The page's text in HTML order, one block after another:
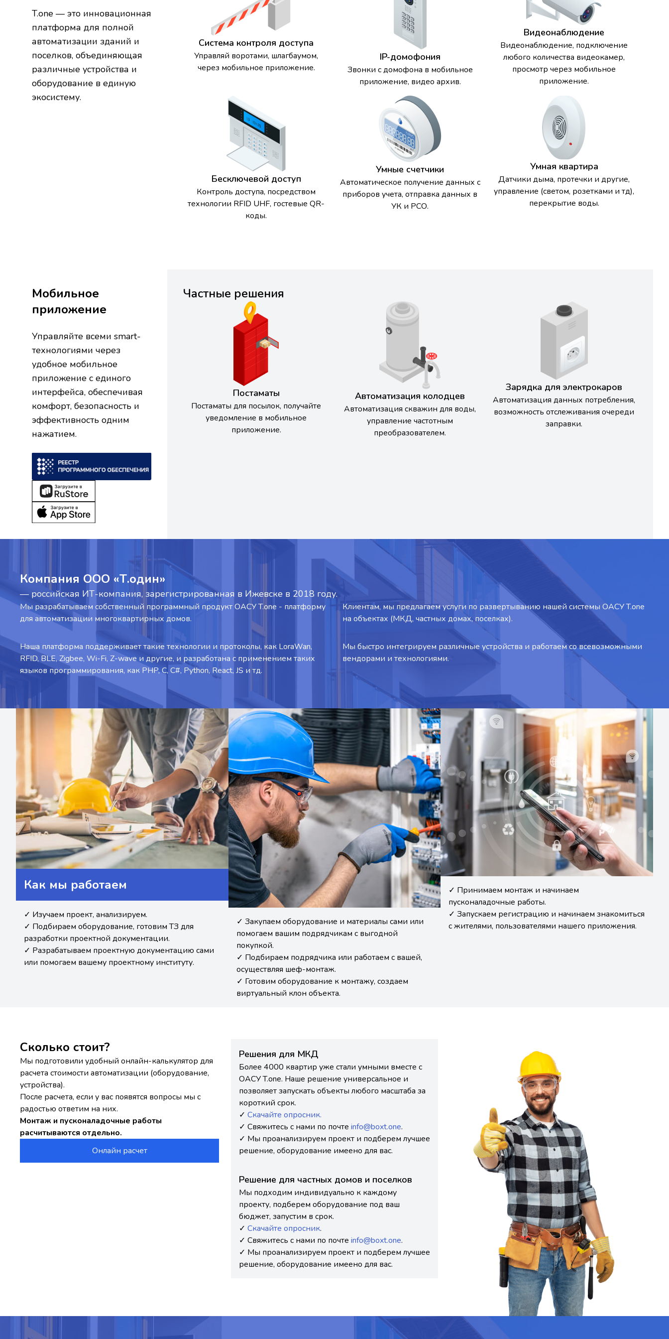
T.one — это инновационная
платформа для полной
автоматизации зданий и
поселков, объединяющая
различные устройства и
оборудование в единую
экосистему.
Система контроля доступа
Управляй воротами, шлагбаумом,
через мобильное приложение.
IP-домофония
Звонки с домофона в мобильное
приложение, видео архив.
Видеонаблюдение
Видеонаблюдение, подключение
любого количества видеокамер,
просмотр через мобильное
приложение.
Бесключевой доступ
Контроль доступа, посредством
технологии RFID UHF, гостевые QR-
коды.
Умные счетчики
Автоматическое получение данных с
приборов учета, отправка данных в
УК и РСО.
Умная квартира
Датчики дыма, протечки и другие,
управление (светом, розетками и тд),
перекрытие воды.
Мобильное
приложение
Управляйте всеми smart-
технологиями через
удобное мобильное
приложение с единого
интерфейса, обеспечивая
комфорт, безопасность и
эффективность одним
нажатием.
Частные решения
Постаматы
Постаматы для посылок, получайте
уведомление в мобильное
приложение.
Автоматизация колодцев
Автоматизация скважин для воды,
управление частотным
преобразователем.
Зарядка для электрокаров
Автоматизация данных потребления,
возможность отслеживания очереди
заправки.
Компания ООО «Т.один»
— российская ИТ-компания, зарегистрированная в Ижевске в 2018 году.
Мы разрабатываем собственный программный продукт ОАСУ T.one - платформу
для автоматизации многоквартирных домов.
Клиентам, мы предлагаем услуги по развертыванию нашей системы ОАСУ T.one
на объектах (МКД, частных домах, поселках).
Наша платформа поддерживает такие технологии и протоколы, как LoraWan,
RFID, BLE, Zigbee, Wi-Fi, Z-wave и другие, и разработана с применением таких
языков программирования, как PHP, C, C#, Python, React, JS и тд.
Мы быстро интегрируем различные устройства и работаем со всевозможными
вендорами и технологиями.
Как мы работаем
✓ Изучаем проект, анализируем.
✓ Подбираем оборудование, готовим ТЗ для
разработки проектной документации.
✓ Разрабатываем проектную документацию сами
или помогаем вашему проектному институту.
✓ Закупаем оборудование и материалы сами или
помогаем вашим подрядчикам с выгодной
покупкой.
✓ Подбираем подрядчика или работаем с вашей,
осуществляя шеф-монтаж.
✓ Готовим оборудование к монтажу, создаем
виртуальный клон объекта.
✓ Принимаем монтаж и начинаем
пусконаладочные работы.
✓ Запускаем регистрацию и начинаем знакомиться
с жителями, пользователями нашего приложения.
Сколько стоит?
Мы подготовили удобный онлайн-калькулятор для
расчета стоимости автоматизации (оборудование,
устройства).
После расчета, если у вас появятся вопросы мы с
радостью ответим на них.
Монтаж и пусконаладочные работы
расчитываются отдельно.
Онлайн расчет
Решения для МКД
Более 4000 квартир уже стали умными вместе с
ОАСУ T.one. Наше решение универсальное и
позволяет запускать объекты любого масштаба за
короткий срок.
✓ Скачайте опросник.
✓ Свяжитесь с нами по почте info@boxt.one.
✓ Мы проанализируем проект и подберем лучшее
решение, оборудование имеено для вас.
Решение для частных домов и поселков
Мы подходим индивидуально к каждому
проекту, подберем оборудование под ваш
бюджет, запустим в срок.
✓ Скачайте опросник.
✓ Свяжитесь с нами по почте info@boxt.one.
✓ Мы проанализируем проект и подберем лучшее
решение, оборудование имеено для вас.